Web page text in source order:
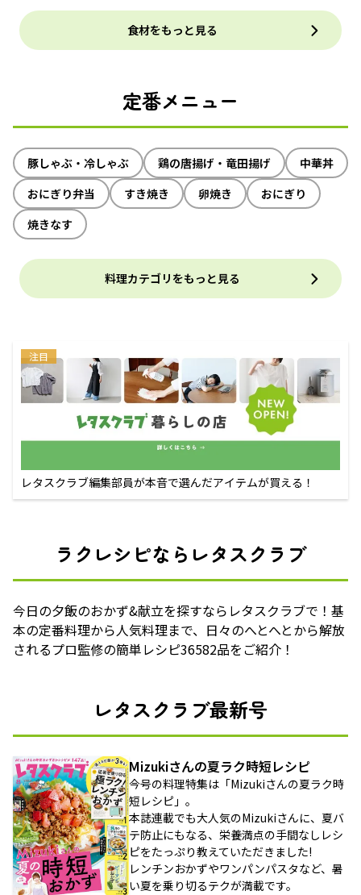
食材をもっと見る
定番メニュー
豚しゃぶ・冷しゃぶ 鶏の唐揚げ・竜田揚げ
中華丼
おにぎり弁当
すき焼き 卵焼き
おにぎり
焼きなす
料理カテゴリをもっと見る
注目
レタスクラブ編集部員が本音で選んだアイテムが買える！
ラクレシピならレタスクラブ
今日の夕飯のおかず&献立を探すならレタスクラブで！基
本の定番料理から人気料理まで、日々のへとへとから解放
されるプロ監修の簡単レシピ36582品をご紹介！
レタスクラブ最新号
Mizukiさんの夏ラク時短レシピ
今号の料理特集は「Mizukiさんの夏ラク時
短レシピ」。
本誌連載でも大人気のMizukiさんに、夏バ
テ防止にもなる、栄養満点の手間なしレシ
ピをたっぷり教えていただきました!
レンチンおかずやワンパンパスタなど、暑
い夏を乗り切るテクが満載です。